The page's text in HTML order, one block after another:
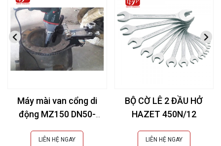
Máy mài van cổng di
động MZ150 DN50-
LIÊN HỆ NGAY
BỘ CỜ LÊ 2 ĐẦU HỞ
HAZET 450N/12
LIÊN HỆ NGAY